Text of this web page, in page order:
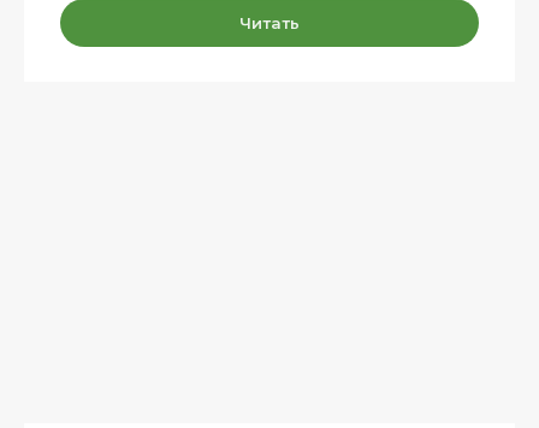
Читать